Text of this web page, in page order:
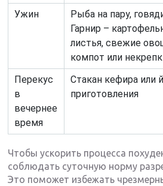
Ужин
Рыба на пару,
Гарнир –
листья, свежие
компот или
Перекус
в
вечернее
время
Стакан кефира или
приготовления
Чтобы ускорить процесса
соблюдать суточную норму
Это поможет избежать